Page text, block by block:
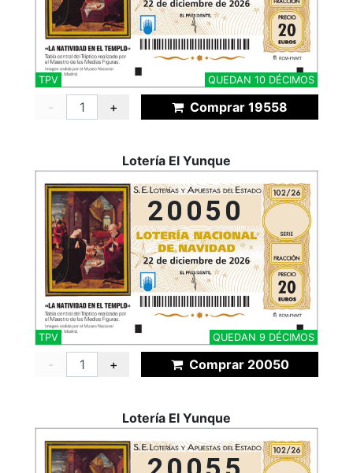
QUEDAN 10 DÉCIMOS
TPV
- + Comprar 19558
Lotería El Yunque
20050
QUEDAN 9 DÉCIMOS
TPV
- + Comprar 20050
Lotería El Yunque